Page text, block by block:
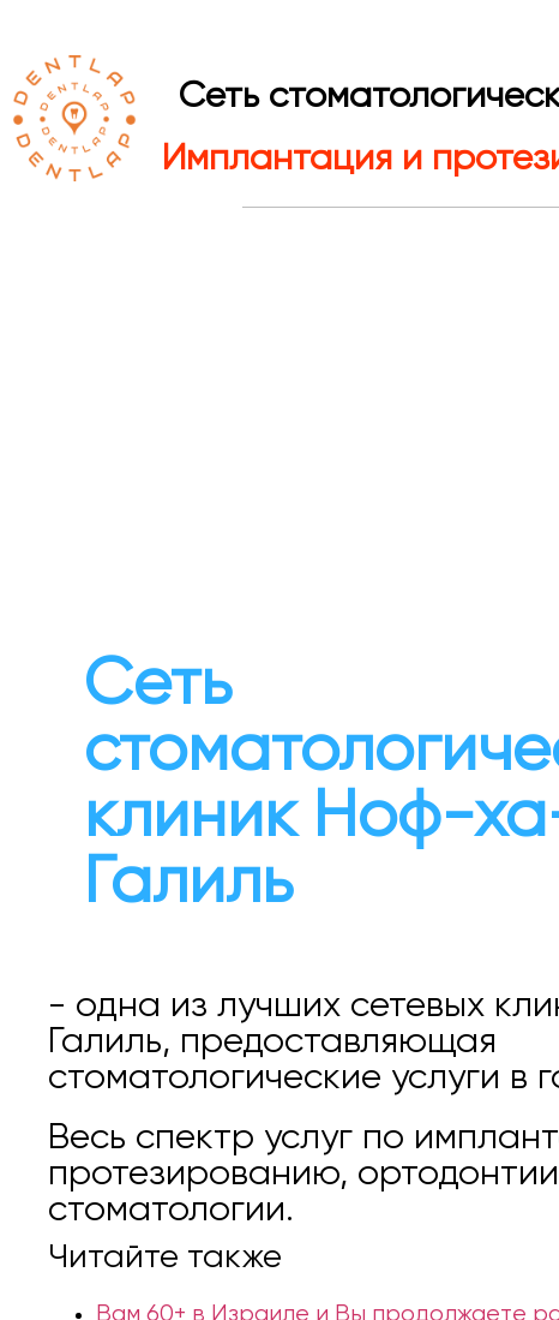
Сеть
Имплантация и
Сеть
клиник Ноф-
Галиль
- одна из лучших сетевых
Галиль, предоставляющая
стоматологические услуги в
Весь спектр услуг по
протезированию,
стоматологии.
Читайте также
Вам 60+ в Израиле и Вы продолжаете